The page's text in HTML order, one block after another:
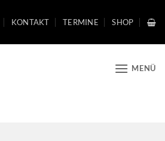
KONTAKT TERMINE SHOP
MENÜ